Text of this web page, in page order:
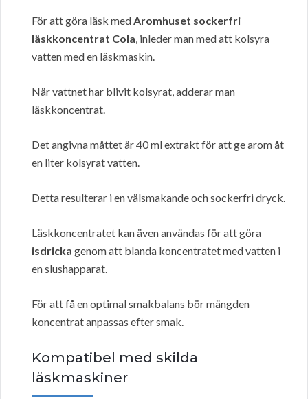
För att göra läsk medAromhuset sockerfri
läskkoncentrat Cola, inleder man med att kolsyra
vatten med en läskmaskin.
När vattnet har blivit kolsyrat, adderar man
läskkoncentrat.
Det angivna måttet är 40 ml extrakt för att ge arom åt
en liter kolsyrat vatten.
Detta resulterar i en välsmakande och sockerfri dryck.
Läskkoncentratet kan även användas för att göra
isdricka genom att blanda koncentratet med vatten i
en slushapparat.
För att få en optimal smakbalans bör mängden
koncentrat anpassas efter smak.
Kompatibel med skilda
läskmaskiner